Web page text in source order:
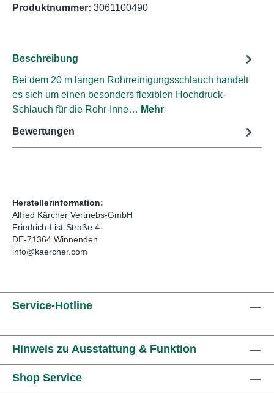
Produktnummer: 3061100490
Beschreibung
Bei dem 20 m langen Rohrreinigungsschlauch handelt
es sich um einen besonders flexiblen Hochdruck-
Schlauch für die Rohr-Inne… Mehr
Bewertungen
Herstellerinformation:
Alfred Kärcher Vertriebs-GmbH
Friedrich-List-Straße 4
DE-71364 Winnenden
info@kaercher.com
Service-Hotline
Hinweis zu Ausstattung & Funktion
Shop Service